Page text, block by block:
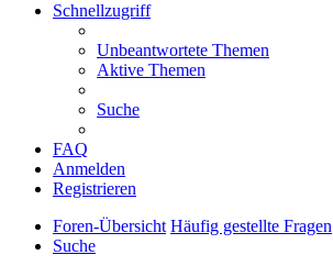
Schnellzugriff
Unbeantwortete Themen
Aktive Themen
Suche
FAQ
Anmelden
Registrieren
Foren-Übersicht Häufig gestellte Fragen
Suche